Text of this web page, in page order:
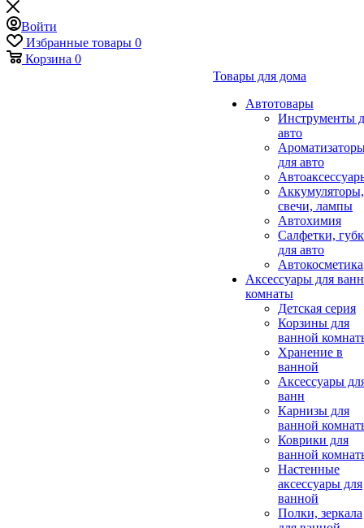
Войти
Избранные товары 0
Корзина 0
Товары для дома
Автотовары
Инструменты
авто
для авто
Аккумуляторы,
свечи, лампы
Автохимия
Салфетки,
для авто
Автокосметика
Аксессуары для
комнаты
Детская серия
Корзины для
ванной
Хранение в
ванной
Аксессуары
ванн
Карнизы для
ванной
Коврики для
ванной
Настенные
аксессуары для
ванной
Полки, зеркала